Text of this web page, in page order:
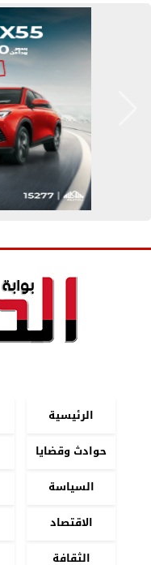
الرئيسية
حوادث وقضايا
السياسة
الاقتصاد
الثقافة